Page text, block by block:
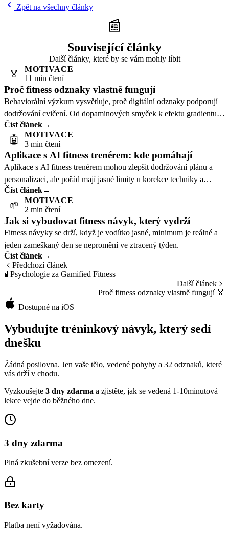
Zpět na všechny články
📰
Související články
Další články, které by se vám mohly líbit
🏅
MOTIVACE
11 min čtení
Proč fitness odznaky vlastně fungují
Behaviorální výzkum vysvětluje, proč digitální odznaky podporují
dodržování cvičení. Od dopaminových smyček k efektu gradientu
cíle.
Číst článek→
🤖
MOTIVACE
3 min čtení
Aplikace s AI fitness trenérem: kde pomáhají
Aplikace s AI fitness trenérem mohou zlepšit dodržování plánu a
personalizaci, ale pořád mají jasné limity u korekce techniky a
složitějšího koučinku.
Číst článek→
🌱
MOTIVACE
2 min čtení
Jak si vybudovat fitness návyk, který vydrží
Fitness návyky se drží, když je vodítko jasné, minimum je reálné a
jeden zameškaný den se nepromění ve ztracený týden.
Číst článek→
Předchozí článek
🧪 Psychologie za Gamified Fitness
Další článek
Proč fitness odznaky vlastně fungují 🏅
Dostupné na iOS
Vybudujte tréninkový návyk, který sedí
dnešku
Žádná posilovna. Jen vaše tělo, vedené pohyby a 32 odznaků, které
vás drží v chodu.
Vyzkoušejte 3 dny zdarma a zjistěte, jak se vedená 1-10minutová
lekce vejde do běžného dne.
3 dny zdarma
Plná zkušební verze bez omezení.
Bez karty
Platba není vyžadována.